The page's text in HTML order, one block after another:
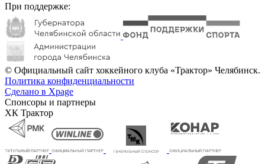
При поддержке:
© Официальный сайт хоккейного клуба «Трактор» Челябинск.
Политика конфиденциальности
Сделано в Xpage
Спонсоры и партнеры
ХК Трактор